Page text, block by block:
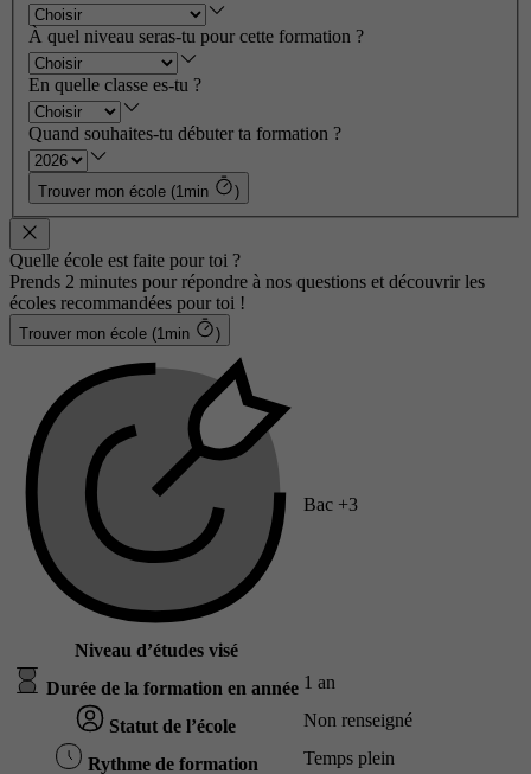
À quel niveau seras-tu pour cette formation ?
En quelle classe es-tu ?
Quand souhaites-tu débuter ta formation ?
Trouver mon école (1min )
Quelle école est faite pour toi ?
Prends 2 minutes pour répondre à nos questions et découvrir les
écoles recommandées pour toi !
Trouver mon école (1min )
Niveau d’études visé
Bac +3
Durée de la formation en année 1 an
Statut de l’école Non renseigné
Rythme de formation Temps plein